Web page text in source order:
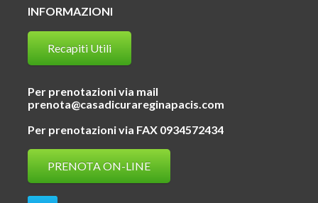
INFORMAZIONI
Recapiti Utili
Per prenotazioni via mail
prenota@casadicurareginapacis.com
Per prenotazioni via FAX 0934572434
PRENOTA ON-LINE